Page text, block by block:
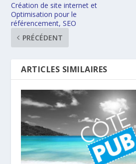
Création de site internet et
Optimisation pour le
référencement, SEO
PRÉCÉDENT
ARTICLES SIMILAIRES